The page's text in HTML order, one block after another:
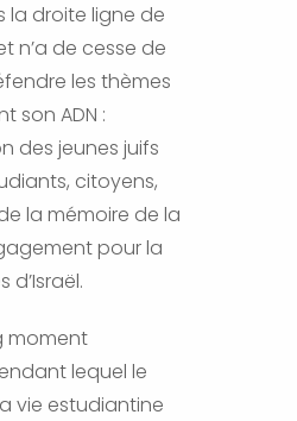
la droite ligne de
n’a de cesse de
les thèmes
son ADN :
des jeunes juifs
citoyens,
la mémoire de la
pour la
d’Israël.
moment
lequel le
vie estudiantine